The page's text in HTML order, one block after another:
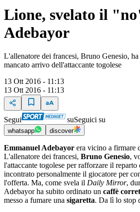
Lione, svelato il
Adebayor
L'allenatore dei francesi, Bruno Genesio,
mancato arrivo dell'attaccante togolese
13 Ott 2016 - 11:13
13 Ott 2016 - 11:13
Segui suSeguici su
whatsapp discover
Emmanuel Adebayor era vicino a firmare
L'allenatore dei francesi, Bruno Genesio,
l'attaccante togolese per rafforzare il reparto
incontrato personalmente il giocatore per
l'offerta. Ma, come svela il Daily Mirror,
Adebayor ha subito ordinato un caffè
messo a fumare una sigaretta. Da lì lo stop